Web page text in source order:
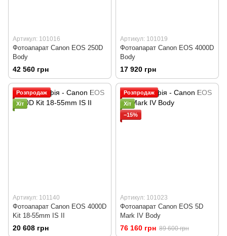
Артикул: 101016
Фотоапарат Canon EOS 250D
Body
42 560 грн
Артикул: 101019
Фотоапарат Canon EOS 4000D
Body
17 920 грн
Розпродаж
Хіт
Артикул: 101140
Фотоапарат Canon EOS 4000D
Kit 18-55mm IS II
20 608 грн
Розпродаж
Хіт
−15%
Артикул: 101023
Фотоапарат Canon EOS 5D
Mark IV Body
76 160 грн 89 600 грн